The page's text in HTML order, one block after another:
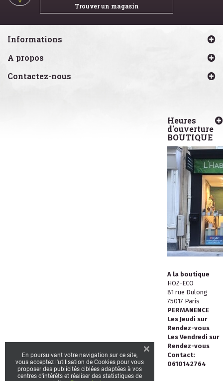
Trouver un magasin
Informations
A propos
Contactez-nous
Heures
d'ouverture
BOUTIQUE
A la boutique
HOZ-ECO
81 rue Dulong
75017 Paris
PERMANENCE
Les Jeudi sur
Rendez-vous
Les Vendredi sur
Rendez-vous
Contact:
0610142764
En poursuivant votre navigation sur ce site,
vous acceptez l'utilisation de Cookies pour vous
proposer des publicités ciblées adaptées à vos
centres d'intérêts et réaliser des statistiques de